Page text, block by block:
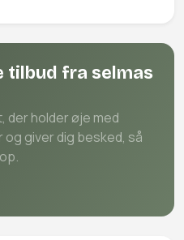
tilbud fra selmas
der holder øje med
og giver dig besked, så